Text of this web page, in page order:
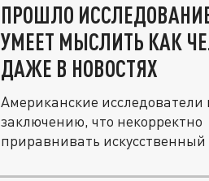
ПРОШЛО
УМЕЕТ МЫСЛИТЬ КАК
ДАЖЕ В НОВОСТЯХ
Американские
заключению, что некорректно
приравнивать искусственный